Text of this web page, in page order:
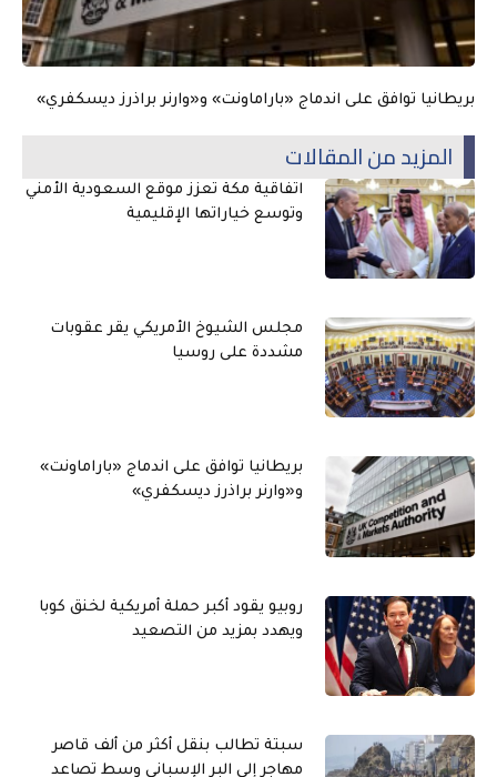
بريطانيا توافق على اندماج «باراماونت» و«وارنر براذرز ديسكفري»
المزيد من المقالات
اتفاقية مكة تعزز موقع السعودية الأمني
وتوسع خياراتها الإقليمية
مجلس الشيوخ الأمريكي يقر عقوبات
مشددة على روسيا
بريطانيا توافق على اندماج «باراماونت»
و«وارنر براذرز ديسكفري»
روبيو يقود أكبر حملة أمريكية لخنق كوبا
ويهدد بمزيد من التصعيد
سبتة تطالب بنقل أكثر من ألف قاصر
مهاجر إلى البر الإسباني وسط تصاعد